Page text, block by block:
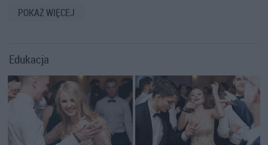
POKAŻ WIĘCEJ
Edukacja